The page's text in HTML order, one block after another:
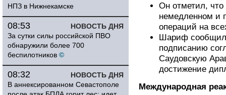
НПЗ в Нижнекамске
НОВОСТЬ ДНЯ
08:53
За сутки силы российской ПВО
обнаружили более 700
беспилотников ©
НОВОСТЬ ДНЯ
08:32
В аннексированном Севастополе
Он отметил,
немедленном и
операций на
Шариф сообщил
подписанию
Саудовскую
достижение
Международная